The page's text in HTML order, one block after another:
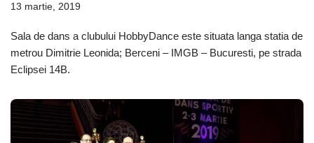
13 martie, 2019
Sala de dans a clubului HobbyDance este situata langa statia de
metrou Dimitrie Leonida; Berceni – IMGB – Bucuresti, pe strada
Eclipsei 14B.